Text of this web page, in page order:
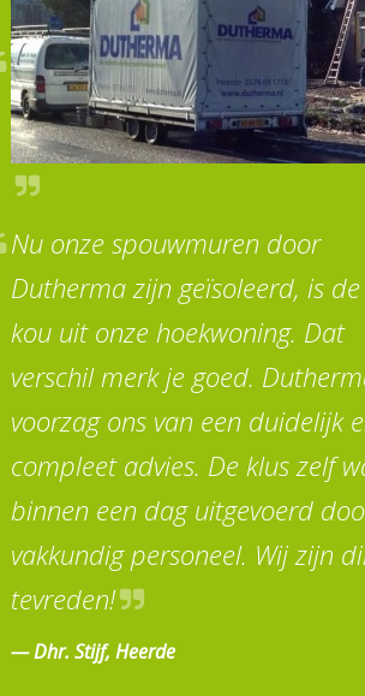
Nu onze spouwmuren door
Dutherma zijn geïsoleerd, is de
kou uit onze hoekwoning. Dat
verschil merk je goed.
voorzag ons van een duidelijk
compleet advies. De klus zelf
binnen een dag uitgevoerd
vakkundig personeel. Wij zijn
tevreden!
Dhr. Stijf, Heerde